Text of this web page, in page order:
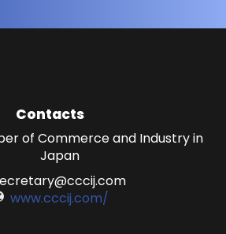
Contacts
of Commerce and Industry in
Japan
www.cccij.com/